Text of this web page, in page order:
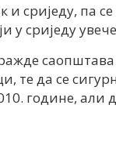
и сриједу, па
у сриједу
те да се
године, али